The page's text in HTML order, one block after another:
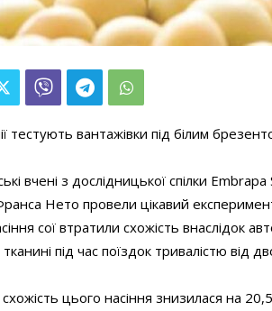
тестують вантажівки під білим
вчені з дослідницької спілки
Нето провели цікавий
сої втратили схожість внаслідок
під час поїздок тривалістю від
цього насіння знизилася на